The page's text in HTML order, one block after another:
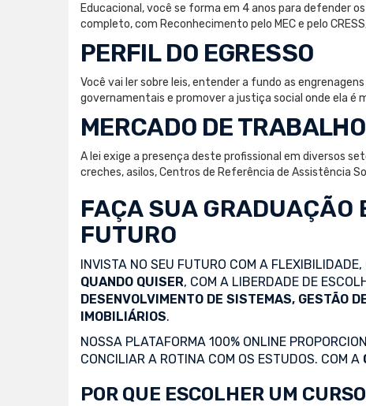
Educacional, você se forma em 4 anos para defender
completo, com Reconhecimento pelo MEC e pelo
PERFIL DO EGRESSO
Você vai ler sobre leis, entender a fundo as
governamentais e promover a justiça social onde ela é
MERCADO DE TRABALHO
A lei exige a presença deste profissional em diversos
creches, asilos, Centros de Referência de Assistência
FAÇA SUA GRADUAÇÃO
FUTURO
INVISTA NO SEU FUTURO COM A
QUANDO QUISER, COM A LIBERDADE DE
DESENVOLVIMENTO DE SISTEMAS, GESTÃO
IMOBILIÁRIOS.
NOSSA PLATAFORMA 100% ONLINE
CONCILIAR A ROTINA COM OS ESTUDOS. COM A
POR QUE ESCOLHER UM